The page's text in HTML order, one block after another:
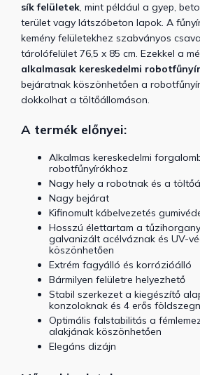
sík felületek, mint például a gyep,
terület vagy látszóbeton lapok. A
kemény felületekhez szabványos
tárolófelület 76,5 x 85 cm. Ezekkel a
alkalmasak kereskedelmi
bejáratnak köszönhetően a
dokkolhat a töltőállomáson.
A termék előnyei:
Alkalmas kereskedelmi
robotfűnyírókhoz
Nagy hely a robotnak és a
Nagy bejárat
Kifinomult kábelvezetés
Hosszú élettartam a
galvanizált acélváznak és UV-
köszönhetően
Extrém fagyálló és korrózióálló
Bármilyen felületre helyezhető
Stabil szerkezet a kiegészítő
konzoloknak és 4 erős
Optimális falstabilitás a
alakjának köszönhetően
Elegáns dizájn